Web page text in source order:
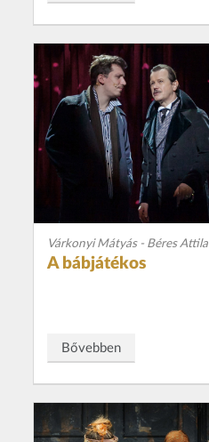
Várkonyi Mátyás - Béres Attila
A bábjátékos
Bővebben